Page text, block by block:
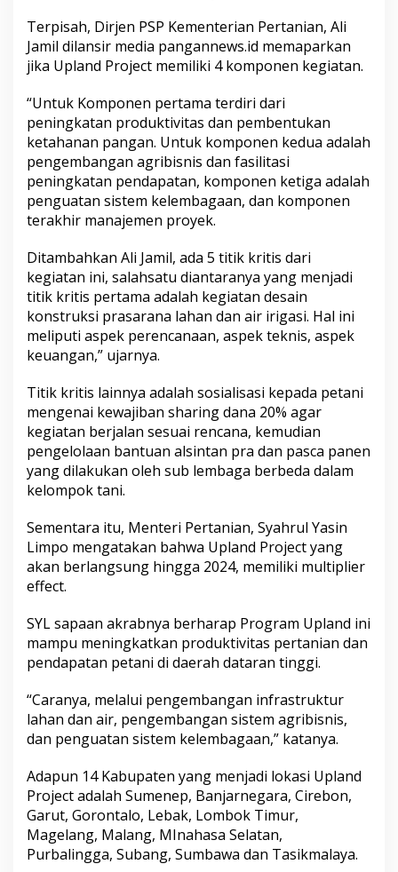
R
I
T
a
n
A
P
T
a
h
u
i
n
i
d
i
R
u
a
r
u
.
Terpisah, Dirjen PSP Kementerian Pertanian, Ali
Jamil dilansir media pangannews.id memaparkan
jika Upland Project memiliki 4 komponen kegiatan.
“Untuk Komponen pertama terdiri dari
peningkatan produktivitas dan pembentukan
ketahanan pangan. Untuk komponen kedua adalah
pengembangan agribisnis dan fasilitasi
peningkatan pendapatan, komponen ketiga adalah
penguatan sistem kelembagaan, dan komponen
terakhir manajemen proyek.
Ditambahkan Ali Jamil, ada 5 titik kritis dari
kegiatan ini, salahsatu diantaranya yang menjadi
titik kritis pertama adalah kegiatan desain
konstruksi prasarana lahan dan air irigasi. Hal ini
meliputi aspek perencanaan, aspek teknis, aspek
keuangan,” ujarnya.
Titik kritis lainnya adalah sosialisasi kepada petani
mengenai kewajiban sharing dana 20% agar
kegiatan berjalan sesuai rencana, kemudian
pengelolaan bantuan alsintan pra dan pasca panen
yang dilakukan oleh sub lembaga berbeda dalam
kelompok tani.
Sementara itu, Menteri Pertanian, Syahrul Yasin
Limpo mengatakan bahwa Upland Project yang
akan berlangsung hingga 2024, memiliki multiplier
effect.
SYL sapaan akrabnya berharap Program Upland ini
mampu meningkatkan produktivitas pertanian dan
pendapatan petani di daerah dataran tinggi.
“Caranya, melalui pengembangan infrastruktur
lahan dan air, pengembangan sistem agribisnis,
dan penguatan sistem kelembagaan,” katanya.
Adapun 14 Kabupaten yang menjadi lokasi Upland
Project adalah Sumenep, Banjarnegara, Cirebon,
Garut, Gorontalo, Lebak, Lombok Timur,
Magelang, Malang, MInahasa Selatan,
Purbalingga, Subang, Sumbawa dan Tasikmalaya.